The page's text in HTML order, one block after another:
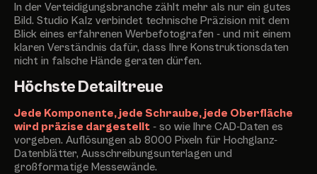
In der Verteidigungsbranche zählt mehr als nur ein gutes
Bild. Studio Kalz verbindet technische Präzision mit dem
Blick eines erfahrenen Werbefotografen - und mit einem
klaren Verständnis dafür, dass Ihre Konstruktionsdaten
nicht in falsche Hände geraten dürfen.
Höchste Detailtreue
Jede Komponente, jede Schraube, jede Oberfläche
wird präzise dargestellt- so wie Ihre CAD-Daten es
vorgeben. Auflösungen ab 8000 Pixeln für Hochglanz-
Datenblätter, Ausschreibungsunterlagen und
großformatige Messewände.